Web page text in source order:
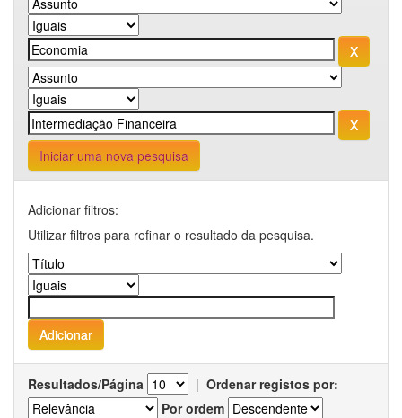
Iniciar uma nova pesquisa
Adicionar filtros:
Utilizar filtros para refinar o resultado da pesquisa.
Resultados/Página | Ordenar registos por:
Por ordem